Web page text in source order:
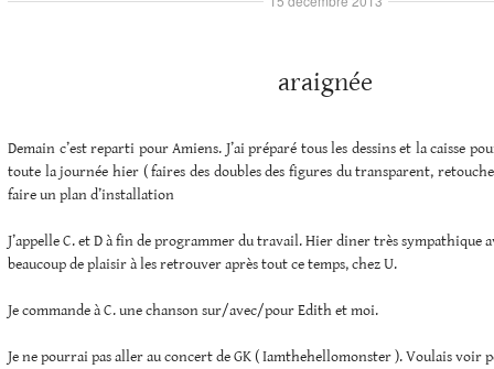
araignée
Demain c’est reparti pour Amiens. J’ai préparé tous les dessins et la caisse
toute la journée hier ( faires des doubles des figures du transparent,
faire un plan d’installation
J’appelle C. et D à fin de programmer du travail. Hier diner très sympathique
beaucoup de plaisir à les retrouver après tout ce temps, chez U.
Je commande à C. une chanson sur/avec/pour Edith et moi.
Je ne pourrai pas aller au concert de GK ( Iamthehellomonster ). Voulais voir